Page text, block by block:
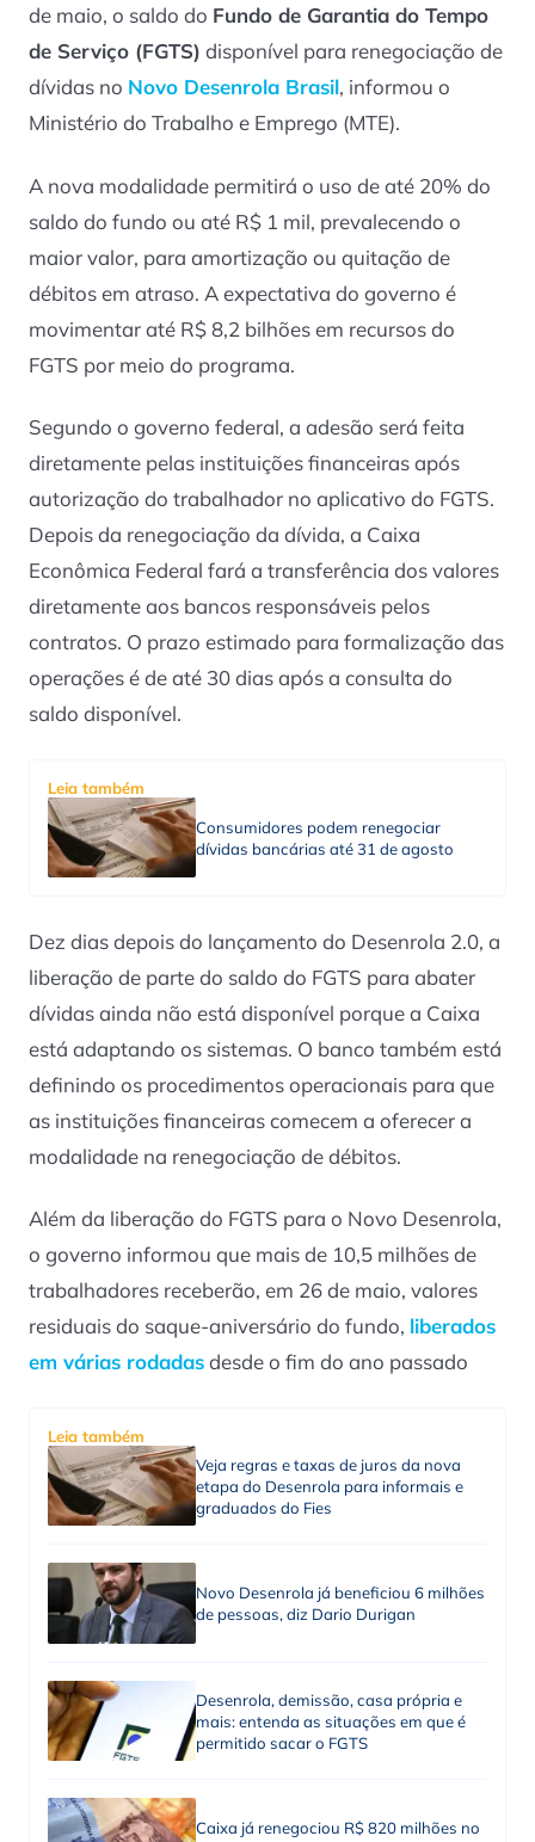
de maio, o saldo do Fundo de Garantia do Tempo
de Serviço (FGTS) disponível para renegociação de
dívidas no Novo Desenrola Brasil, informou o
Ministério do Trabalho e Emprego (MTE).
A nova modalidade permitirá o uso de até 20% do
saldo do fundo ou até R$ 1 mil, prevalecendo o
maior valor, para amortização ou quitação de
débitos em atraso. A expectativa do governo é
movimentar até R$ 8,2 bilhões em recursos do
FGTS por meio do programa.
Segundo o governo federal, a adesão será feita
diretamente pelas instituições financeiras após
autorização do trabalhador no aplicativo do FGTS.
Depois da renegociação da dívida, a Caixa
Econômica Federal fará a transferência dos valores
diretamente aos bancos responsáveis pelos
contratos. O prazo estimado para formalização das
operações é de até 30 dias após a consulta do
saldo disponível.
Leia também
Consumidores podem renegociar
dívidas bancárias até 31 de agosto
Dez dias depois do lançamento do Desenrola 2.0, a
liberação de parte do saldo do FGTS para abater
dívidas ainda não está disponível porque a Caixa
está adaptando os sistemas. O banco também está
definindo os procedimentos operacionais para que
as instituições financeiras comecem a oferecer a
modalidade na renegociação de débitos.
Além da liberação do FGTS para o Novo Desenrola,
o governo informou que mais de 10,5 milhões de
trabalhadores receberão, em 26 de maio, valores
residuais do saque-aniversário do fundo, liberados
em várias rodadasdesde o fim do ano passado
Leia também
Veja regras e taxas de juros da nova
etapa do Desenrola para informais e
graduados do Fies
Novo Desenrola já beneficiou 6 milhões
de pessoas, diz Dario Durigan
Desenrola, demissão, casa própria e
mais: entenda as situações em que é
permitido sacar o FGTS
Caixa já renegociou R$ 820 milhões no